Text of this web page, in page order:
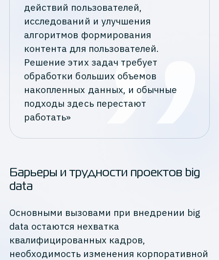
действий пользователей,
исследований и улучшения
алгоритмов формирования
контента для пользователей.
Решение этих задач требует
обработки больших объемов
накопленных данных, и обычные
подходы здесь перестают
работать»
Барьеры и трудности проектов big
data
Основными вызовами при внедрении big
data остаются нехватка
квалифицированных кадров,
необходимость изменения корпоративной